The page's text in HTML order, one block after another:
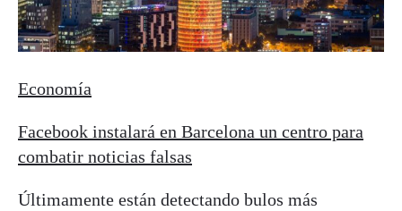
Economía
Facebook instalará en Barcelona un centro para
combatir noticias falsas
Últimamente están detectando bulos más